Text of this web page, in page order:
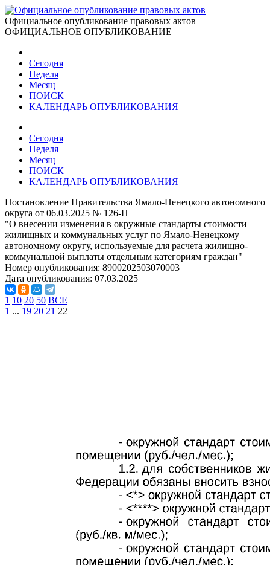
Официальное опубликование правовых актов
ОФИЦИАЛЬНОЕ ОПУБЛИКОВАНИЕ
Сегодня
Неделя
Месяц
ПОИСК
КАЛЕНДАРЬ ОПУБЛИКОВАНИЯ
Сегодня
Неделя
Месяц
ПОИСК
КАЛЕНДАРЬ ОПУБЛИКОВАНИЯ
Постановление Правительства Ямало-Ненецкого автономного
округа от 06.03.2025 № 126-П
"О внесении изменения в окружные стандарты стоимости
жилищных и коммунальных услуг по Ямало-Ненецкому
автономному округу, используемые для расчета жилищно-
коммунальной выплаты отдельным категориям граждан"
Номер опубликования: 8900202503070003
Дата опубликования: 07.03.2025
1 10 20 50 ВСЕ
1 ... 19 20 21 22